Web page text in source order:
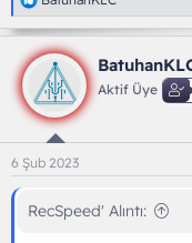
e
p
k
l
e
r
:
Aktif Üye
6 Şub 2023
RecSpeed' Alıntı: